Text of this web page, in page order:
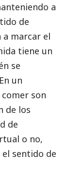
a
de
a marcar el
tiene un
se
un
son
de los
de
o no,
sentido de